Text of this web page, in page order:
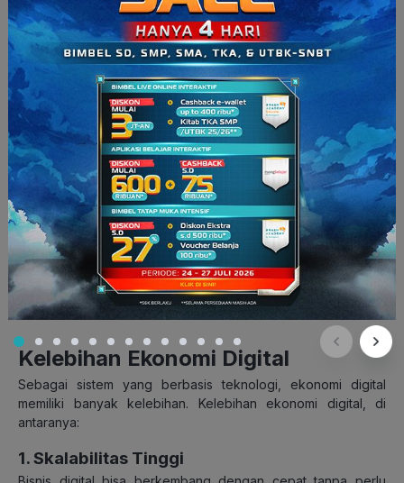
ekonomi digital atau ciri-ciri ekonomi digital yang
membedakannya dari ekonomi konvensional. Karakteristik
ekonomi digital antara lain:
Pengetahuan (Knowledge)
Serba digital (Digitization)
Serba virtual (Virtualization)
Menjadi molekul kecil (Molecularization)
Terintegrasi (Integration/Internetworking)
Tanpa perantara (Disintermediation)
Menyatu (Convergence)
Penuh inovasi (Innovation)
Produsen sekaligus konsumen (Prosumption )
Serba seketika (Immediacy)
Mendunia (Globalization)
Perpecahan (
Discordance)
Kelebihan Ekonomi Digital
Sebagai sistem yang berbasis teknologi, ekonomi digital
memiliki banyak kelebihan. Kelebihan ekonomi digital, di
antaranya:
1. Skalabilitas Tinggi